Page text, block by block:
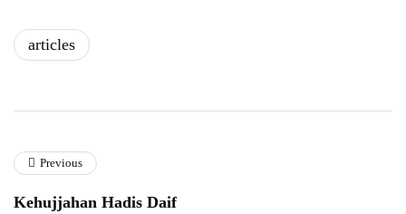
articles
Previous
Kehujjahan Hadis Daif